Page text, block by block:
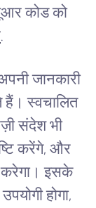
कोड को
.
जानकारी
स्वचालित
संदेश भी
करेंगे, और
करेगा। इसके
होगा,